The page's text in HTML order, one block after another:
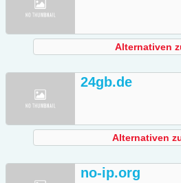
Alternativen
24gb.de
Alternativen
no-ip.org